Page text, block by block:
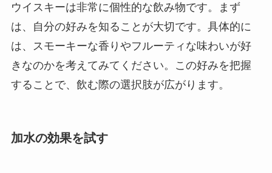
ウイスキーは非常に個性的な飲み物です。まず
は、自分の好みを知ることが大切です。具体的に
は、スモーキーな香りやフルーティな味わいが好
きなのかを考えてみてください。この好みを把握
することで、飲む際の選択肢が広がります。
加水の効果を試す